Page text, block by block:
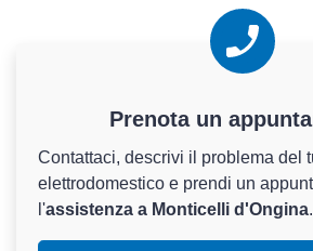
Prenota un
Contattaci, descrivi il problema del
elettrodomestico e prendi un
l'assistenza a Monticelli d'Ongina.